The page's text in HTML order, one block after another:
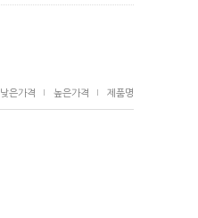
낮은가격 높은가격 제품명